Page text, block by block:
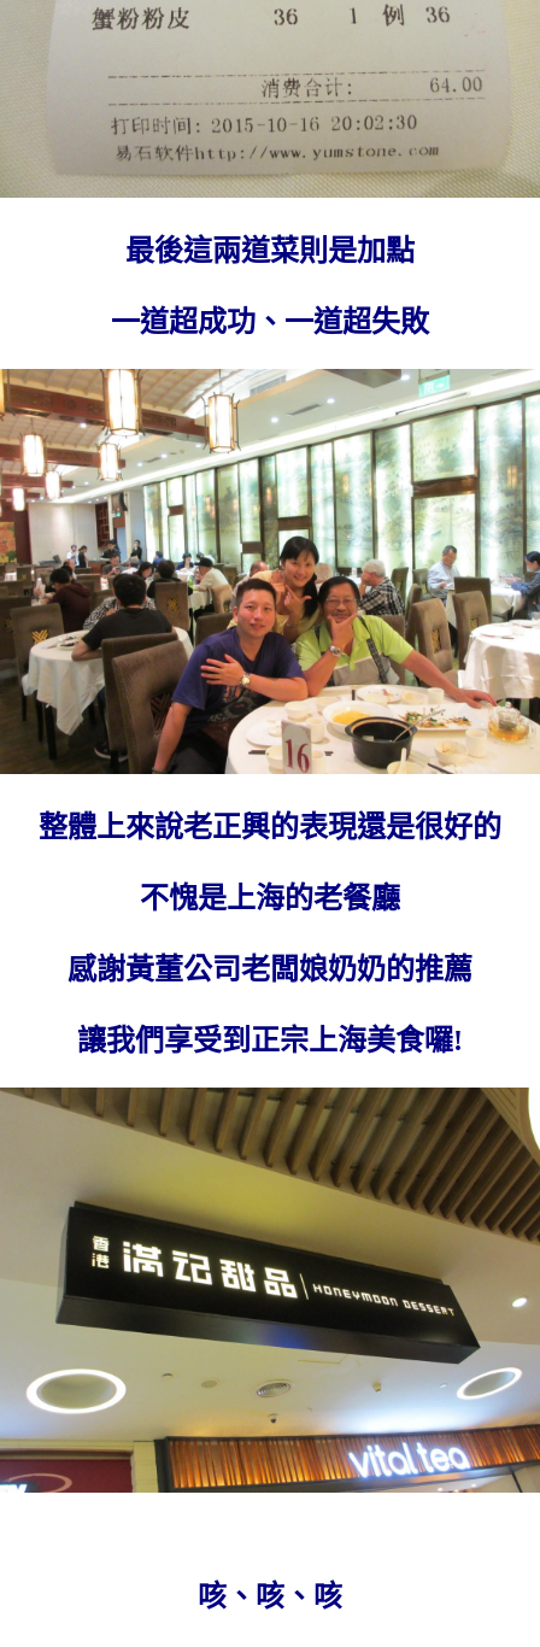
最後這兩道菜則是加點
一道超成功、一道超失敗
整體上來說老正興的表現還是很好的
不愧是上海的老餐廳
感謝黃董公司老闆娘奶奶的推薦
讓我們享受到正宗上海美食囉!
咳、咳、咳